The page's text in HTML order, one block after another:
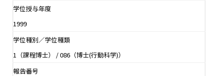
学位授与年度
1999
学位種別／学位種類
1（課程博士） / 086（博士(行動科学)）
報告番号